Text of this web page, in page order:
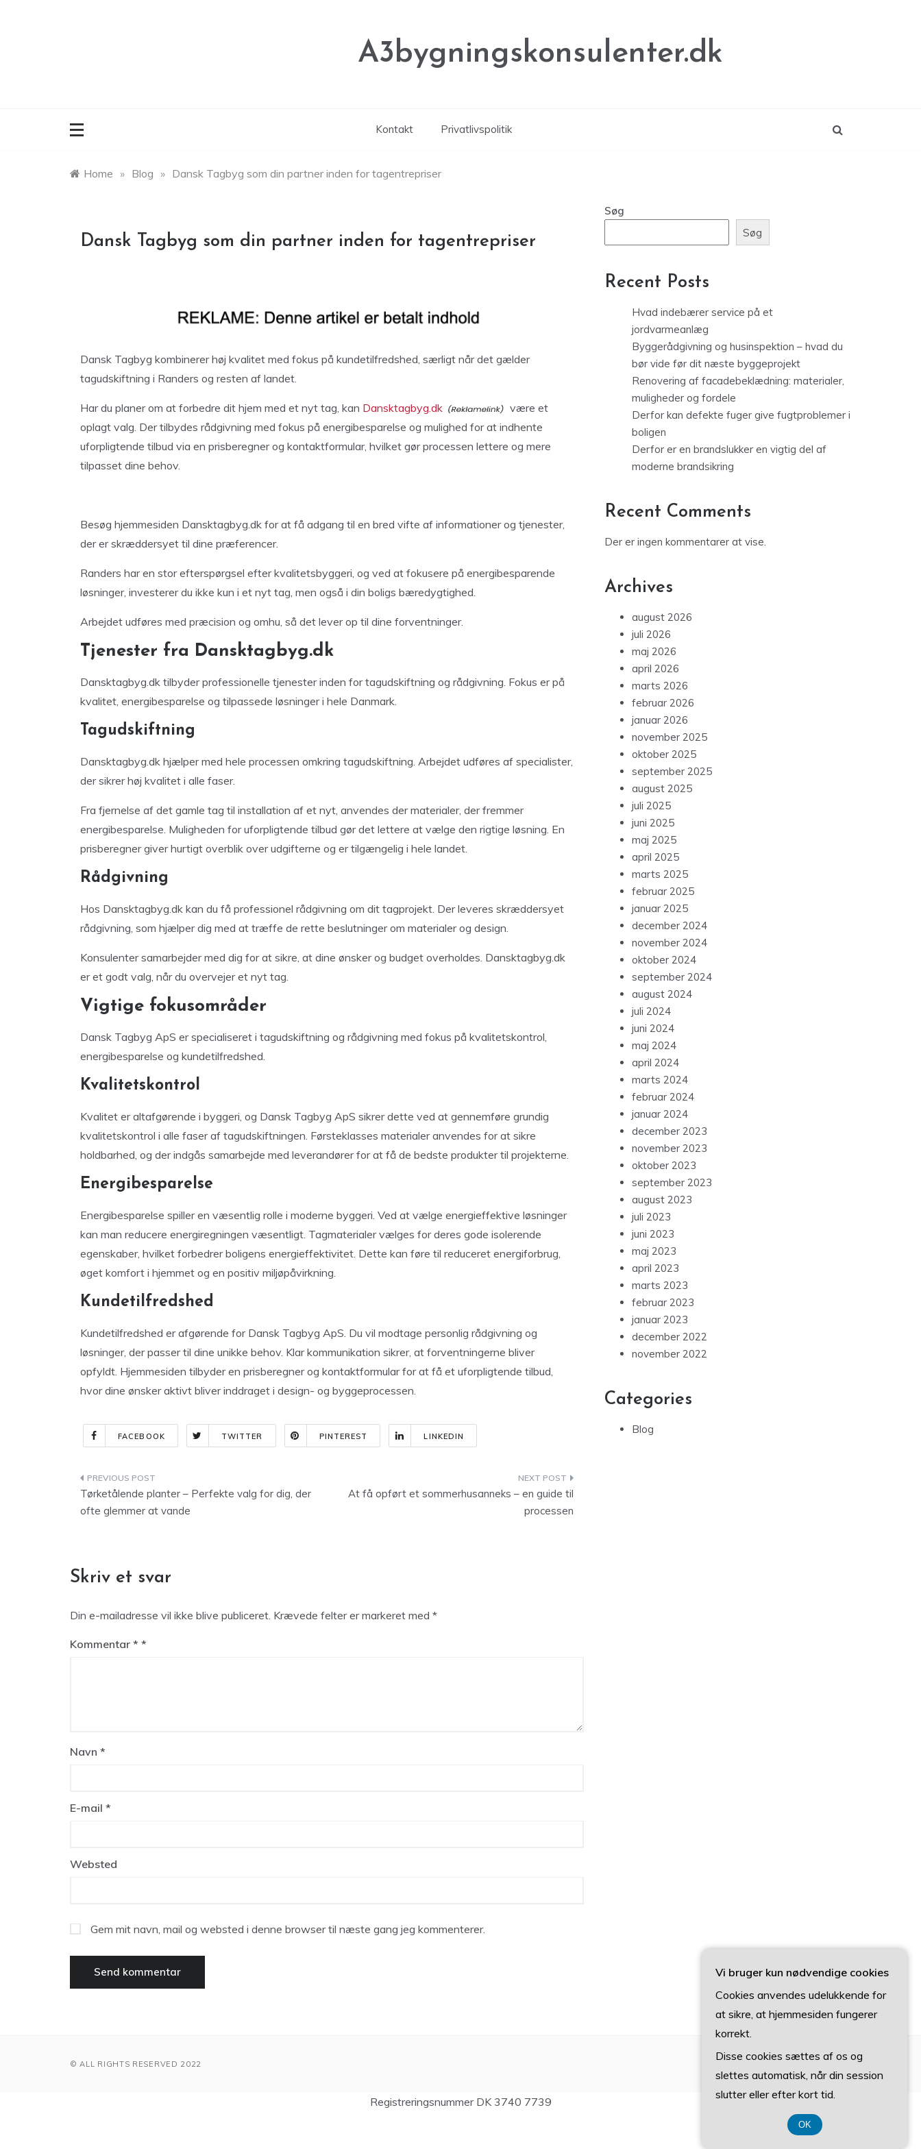
A3bygningskonsulenter.dk
Kontakt Privatlivspolitik
Home » Blog » Dansk Tagbyg som din partner inden for tagentrepriser
Dansk Tagbyg som din partner inden for tagentrepriser
Dansk Tagbyg kombinerer høj kvalitet med fokus på kundetilfredshed, særligt når det gælder
tagudskiftning i Randers og resten af landet.
Har du planer om at forbedre dit hjem med et nyt tag, kan Dansktagbyg.dk
være et
oplagt valg. Der tilbydes rådgivning med fokus på energibesparelse og mulighed for at indhente
uforpligtende tilbud via en prisberegner og kontaktformular, hvilket gør processen lettere og mere
tilpasset dine behov.
Besøg hjemmesiden Dansktagbyg.dk for at få adgang til en bred vifte af informationer og tjenester,
der er skræddersyet til dine præferencer.
Randers har en stor efterspørgsel efter kvalitetsbyggeri, og ved at fokusere på energibesparende
løsninger, investerer du ikke kun i et nyt tag, men også i din boligs bæredygtighed.
Arbejdet udføres med præcision og omhu, så det lever op til dine forventninger.
Tjenester fra Dansktagbyg.dk
Dansktagbyg.dk tilbyder professionelle tjenester inden for tagudskiftning og rådgivning. Fokus er på
kvalitet, energibesparelse og tilpassede løsninger i hele Danmark.
Tagudskiftning
Dansktagbyg.dk hjælper med hele processen omkring tagudskiftning. Arbejdet udføres af specialister,
der sikrer høj kvalitet i alle faser.
Fra fjernelse af det gamle tag til installation af et nyt, anvendes der materialer, der fremmer
energibesparelse. Muligheden for uforpligtende tilbud gør det lettere at vælge den rigtige løsning. En
prisberegner giver hurtigt overblik over udgifterne og er tilgængelig i hele landet.
Rådgivning
Hos Dansktagbyg.dk kan du få professionel rådgivning om dit tagprojekt. Der leveres skræddersyet
rådgivning, som hjælper dig med at træffe de rette beslutninger om materialer og design.
Konsulenter samarbejder med dig for at sikre, at dine ønsker og budget overholdes. Dansktagbyg.dk
er et godt valg, når du overvejer et nyt tag.
Vigtige fokusområder
Dansk Tagbyg ApS er specialiseret i tagudskiftning og rådgivning med fokus på kvalitetskontrol,
energibesparelse og kundetilfredshed.
Kvalitetskontrol
Kvalitet er altafgørende i byggeri, og Dansk Tagbyg ApS sikrer dette ved at gennemføre grundig
kvalitetskontrol i alle faser af tagudskiftningen. Førsteklasses materialer anvendes for at sikre
holdbarhed, og der indgås samarbejde med leverandører for at få de bedste produkter til projekterne.
Energibesparelse
Energibesparelse spiller en væsentlig rolle i moderne byggeri. Ved at vælge energieffektive løsninger
kan man reducere energiregningen væsentligt. Tagmaterialer vælges for deres gode isolerende
egenskaber, hvilket forbedrer boligens energieffektivitet. Dette kan føre til reduceret energiforbrug,
øget komfort i hjemmet og en positiv miljøpåvirkning.
Kundetilfredshed
Kundetilfredshed er afgørende for Dansk Tagbyg ApS. Du vil modtage personlig rådgivning og
løsninger, der passer til dine unikke behov. Klar kommunikation sikrer, at forventningerne bliver
opfyldt. Hjemmesiden tilbyder en prisberegner og kontaktformular for at få et uforpligtende tilbud,
hvor dine ønsker aktivt bliver inddraget i design- og byggeprocessen.
FACEBOOK TWITTER PINTEREST LINKEDIN
Indlægsnavigation
Tørketålende planter – Perfekte valg for dig, der
ofte glemmer at vande
At få opført et sommerhusanneks – en guide til
processen
Skriv et svar
Din e-mailadresse vil ikke blive publiceret. Krævede felter er markeret med *
Kommentar *
Navn *
E-mail *
Websted
Gem mit navn, mail og websted i denne browser til næste gang jeg kommenterer.
Søg
Søg
Recent Posts
Hvad indebærer service på et
jordvarmeanlæg
Byggerådgivning og husinspektion – hvad du
bør vide før dit næste byggeprojekt
Renovering af facadebeklædning: materialer,
muligheder og fordele
Derfor kan defekte fuger give fugtproblemer i
boligen
Derfor er en brandslukker en vigtig del af
moderne brandsikring
Recent Comments
Der er ingen kommentarer at vise.
Archives
august 2026
juli 2026
maj 2026
april 2026
marts 2026
februar 2026
januar 2026
november 2025
oktober 2025
september 2025
august 2025
juli 2025
juni 2025
maj 2025
april 2025
marts 2025
februar 2025
januar 2025
december 2024
november 2024
oktober 2024
september 2024
august 2024
juli 2024
juni 2024
maj 2024
april 2024
marts 2024
februar 2024
januar 2024
december 2023
november 2023
oktober 2023
september 2023
august 2023
juli 2023
juni 2023
maj 2023
april 2023
marts 2023
februar 2023
januar 2023
december 2022
november 2022
Categories
Blog
© ALL RIGHTS RESERVED 2022
Registreringsnummer DK 3740 7739
Vi bruger kun nødvendige cookies
Cookies anvendes udelukkende for
at sikre, at hjemmesiden fungerer
korrekt.
Disse cookies sættes af os og
slettes automatisk, når din session
slutter eller efter kort tid.
OK